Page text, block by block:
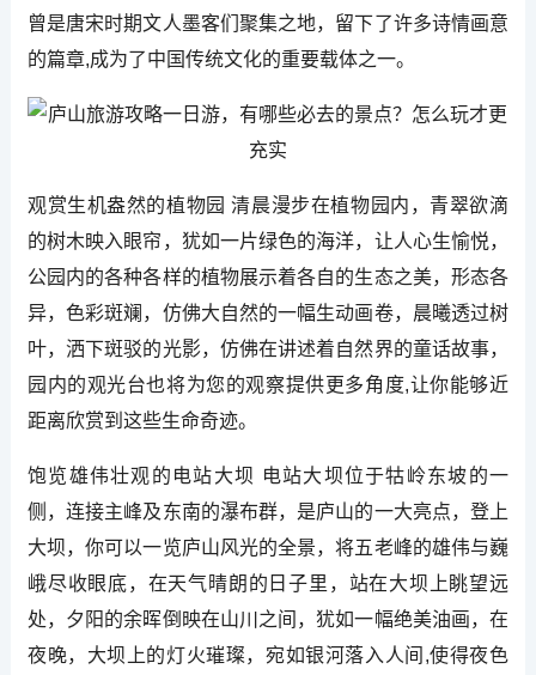
曾是唐宋时期文人墨客们聚集之地，留下了许多诗情画意
的篇章,成为了中国传统文化的重要载体之一。
观赏生机盎然的植物园 清晨漫步在植物园内，青翠欲滴
的树木映入眼帘，犹如一片绿色的海洋，让人心生愉悦，
公园内的各种各样的植物展示着各自的生态之美，形态各
异，色彩斑斓，仿佛大自然的一幅生动画卷，晨曦透过树
叶，洒下斑驳的光影，仿佛在讲述着自然界的童话故事，
园内的观光台也将为您的观察提供更多角度,让你能够近
距离欣赏到这些生命奇迹。
饱览雄伟壮观的电站大坝 电站大坝位于牯岭东坡的一
侧，连接主峰及东南的瀑布群，是庐山的一大亮点，登上
大坝，你可以一览庐山风光的全景，将五老峰的雄伟与巍
峨尽收眼底，在天气晴朗的日子里，站在大坝上眺望远
处，夕阳的余晖倒映在山川之间，犹如一幅绝美油画，在
夜晚，大坝上的灯火璀璨，宛如银河落入人间,使得夜色